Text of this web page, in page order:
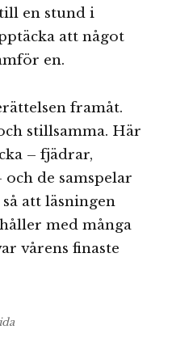
en stund i
att något
en.
framåt.
stillsamma. Här
– fjädrar,
de samspelar
att läsningen
med många
vårens finaste